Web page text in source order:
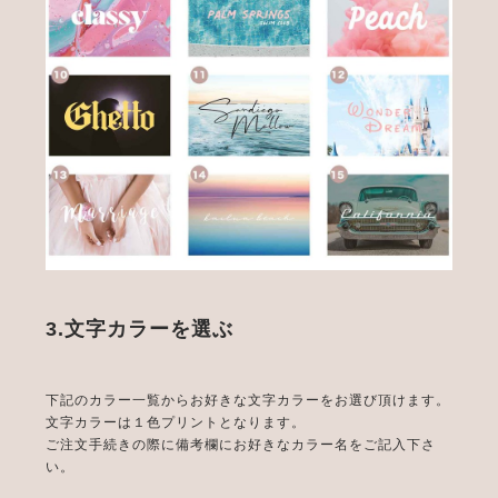
3.文字カラーを選ぶ
下記のカラー一覧からお好きな文字カラーをお選び頂けます。
文字カラーは１色プリントとなります。
ご注文手続きの際に備考欄にお好きなカラー名をご記入下さ
い。